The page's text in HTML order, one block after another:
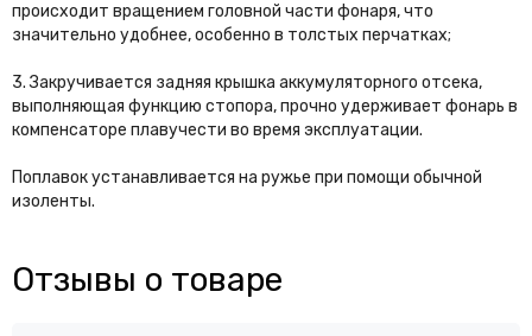
происходит вращением головной части фонаря, что
значительно удобнее, особенно в толстых перчатках;
3. Закручивается задняя крышка аккумуляторного отсека,
выполняющая функцию стопора, прочно удерживает фонарь в
компенсаторе плавучести во время эксплуатации.
Поплавок устанавливается на ружье при помощи обычной
изоленты.
Отзывы о товаре